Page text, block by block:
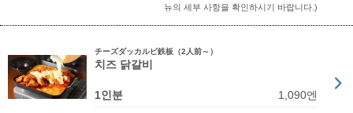
뉴의 세부 사항을 확인하시기 바랍니다.)
チーズダッカルビ鉄板（2人前～）
치즈 닭갈비
1인분 1,090엔